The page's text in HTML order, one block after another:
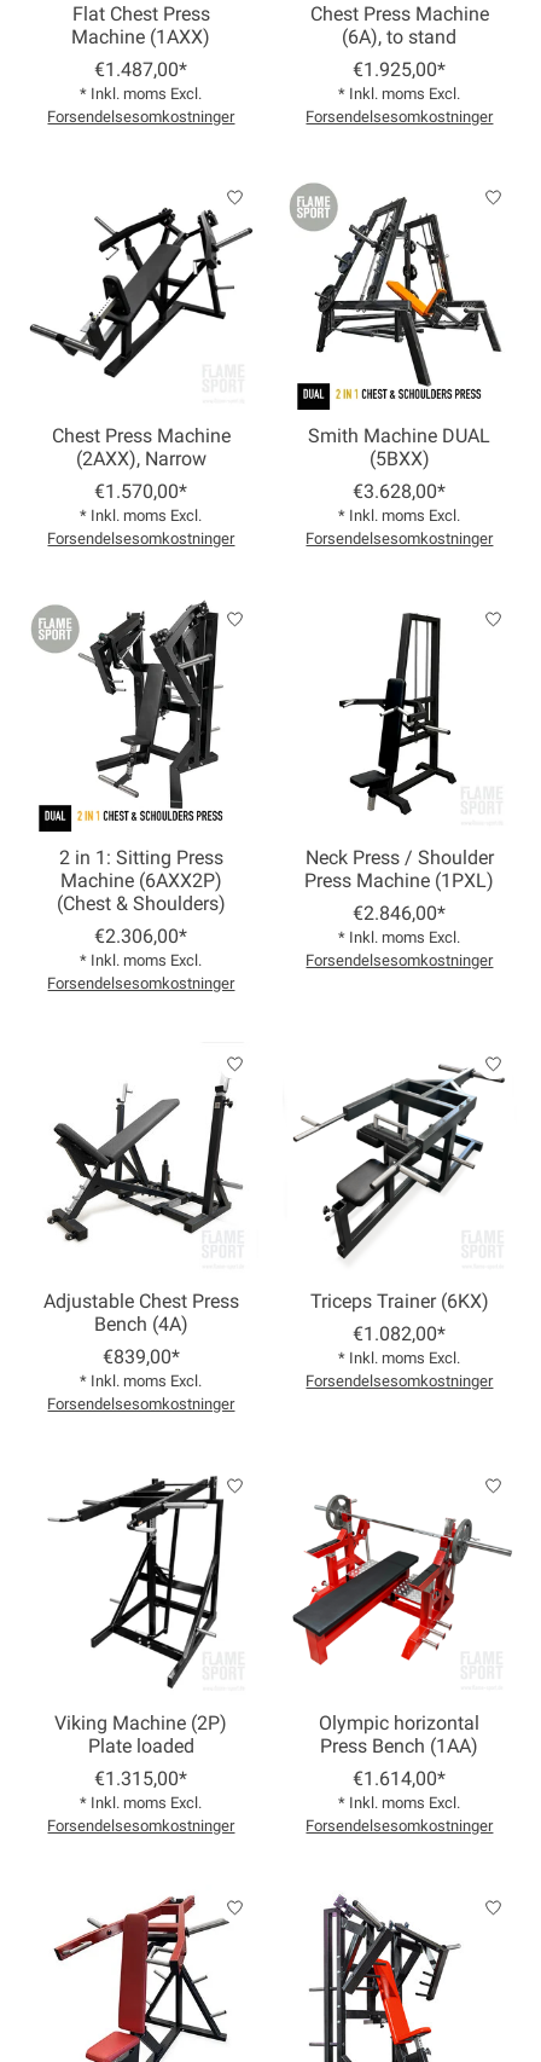
Flat Chest Press
Machine (1AXX)
€1.487,00*
* Inkl. moms Excl.
Forsendelsesomkostninger
Chest Press Machine
(6A), to stand
€1.925,00*
* Inkl. moms Excl.
Forsendelsesomkostninger
Chest Press Machine
(2AXX), Narrow
€1.570,00*
* Inkl. moms Excl.
Forsendelsesomkostninger
Smith Machine DUAL
(5BXX)
€3.628,00*
* Inkl. moms Excl.
Forsendelsesomkostninger
2 in 1: Sitting Press
Machine (6AXX2P)
(Chest & Shoulders)
€2.306,00*
* Inkl. moms Excl.
Forsendelsesomkostninger
Neck Press / Shoulder
Press Machine (1PXL)
€2.846,00*
* Inkl. moms Excl.
Forsendelsesomkostninger
Adjustable Chest Press
Bench (4A)
€839,00*
* Inkl. moms Excl.
Forsendelsesomkostninger
Triceps Trainer (6KX)
€1.082,00*
* Inkl. moms Excl.
Forsendelsesomkostninger
Viking Machine (2P)
Plate loaded
€1.315,00*
* Inkl. moms Excl.
Forsendelsesomkostninger
Olympic horizontal
Press Bench (1AA)
€1.614,00*
* Inkl. moms Excl.
Forsendelsesomkostninger